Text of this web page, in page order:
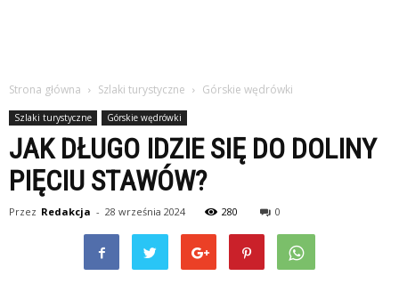
Strona główna Szlaki turystyczne Górskie wędrówki
Szlaki turystyczne Górskie wędrówki
JAK DŁUGO IDZIE SIĘ DO DOLINY
PIĘCIU STAWÓW?
Przez Redakcja - 28 września 2024 280 0